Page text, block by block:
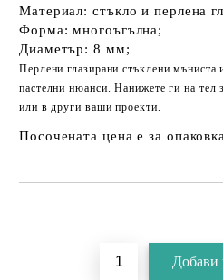
Материал: стъкло и перлена
Форма: многоъгълна;
Диаметър: 8 мм;
Перлени глазирани стъклени мъниста
пастелни нюанси. Нанижете ги на тел
или в други ваши проекти.
Посочената цена е за